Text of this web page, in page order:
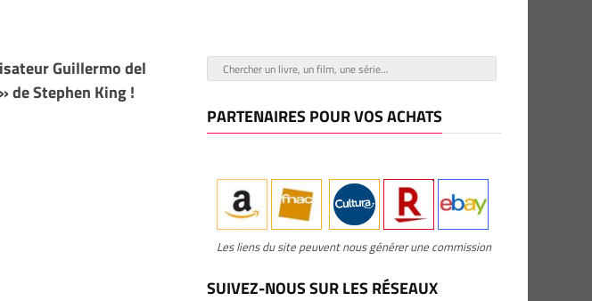
Guillermo del
de Stephen King !
PARTENAIRES POUR VOS ACHATS
Les liens du site peuvent nous générer une commission
SUIVEZ-NOUS SUR LES RÉSEAUX